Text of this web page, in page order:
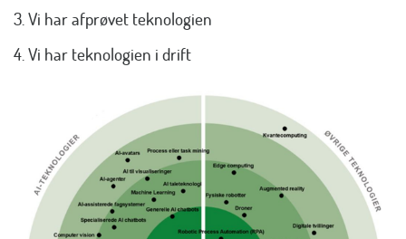
3. Vi har afprøvet teknologien
4. Vi har teknologien i drift